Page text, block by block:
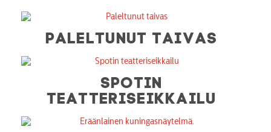
PALELTUNUT TAIVAS
SPOTIN
TEATTERISEIKKAILU